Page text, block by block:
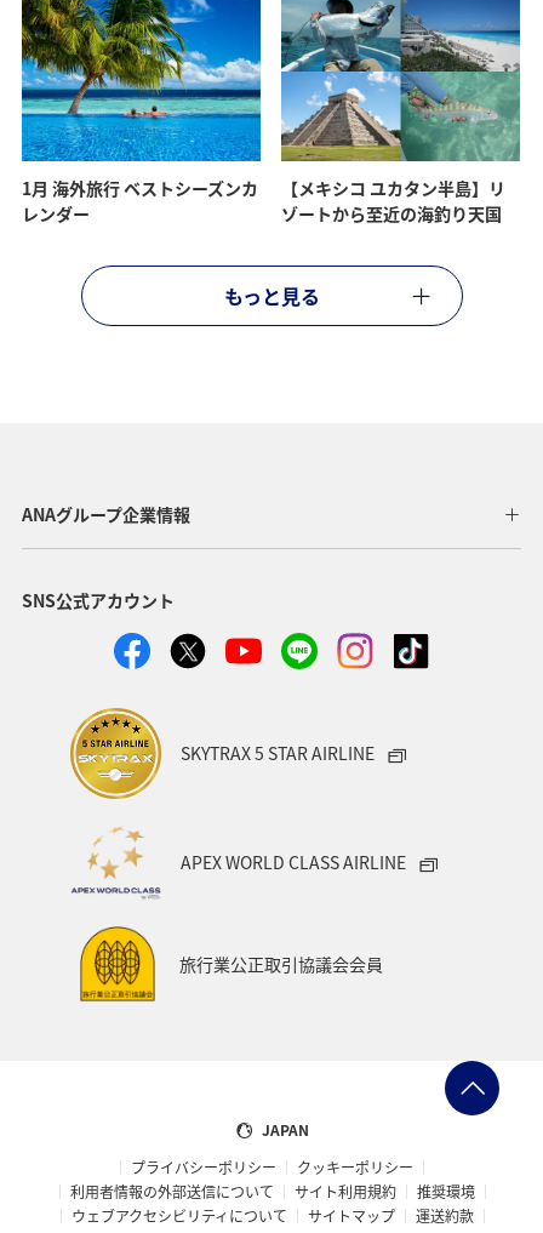
1月 海外旅行 ベストシーズンカ
レンダー
【メキシコ ユカタン半島】リ
ゾートから至近の海釣り天国
もっと見る
ANAグループ企業情報
SNS公式アカウント
SKYTRAX 5 STAR AIRLINE
APEX WORLD CLASS AIRLINE
旅行業公正取引協議会会員
JAPAN
プライバシーポリシー
クッキーポリシー
利用者情報の外部送信について
サイト利用規約
推奨環境
ウェブアクセシビリティについて
サイトマップ
運送約款